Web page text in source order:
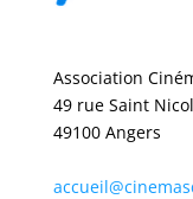
Association
49 rue Saint
49100 Angers